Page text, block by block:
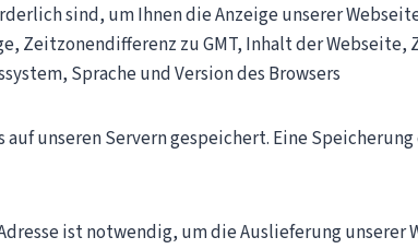
sind, um Ihnen die Anzeige unserer
Zeitzonendifferenz zu GMT, Inhalt der
Sprache und Version des Browsers
unseren Servern gespeichert. Eine
ist notwendig, um die Auslieferung